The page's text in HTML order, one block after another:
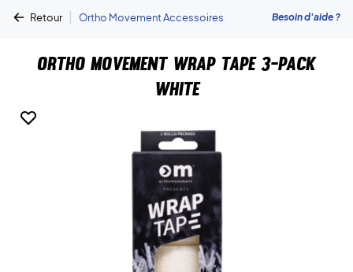
Retour | Ortho Movement Accessoires Besoin d'aide ?
Ortho Movement Wrap Tape 3-Pack
White